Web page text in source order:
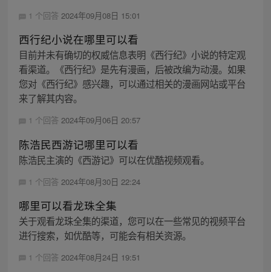
1 个回答 2024年09月08日 15:01
西行纪小说在哪里可以看
目前并未有确切的权威信息表明《西行纪》小说的特定观
看渠道。《西行纪》是先有漫画，后被改编为动漫。如果
您对《西行纪》感兴趣，可以通过相关的漫画网站或平台
来了解其内容。
1 个回答 2024年09月06日 20:57
陈浩民西游记哪里可以看
陈浩民主演的《西游记》可以在优酷视频观看。
1 个回答 2024年08月30日 22:24
哪里可以看龙珠全集
关于观看龙珠全集的渠道，您可以在一些常见的视频平台
进行搜索，如优酷等，可能会有相关资源。
1 个回答 2024年08月24日 19:51